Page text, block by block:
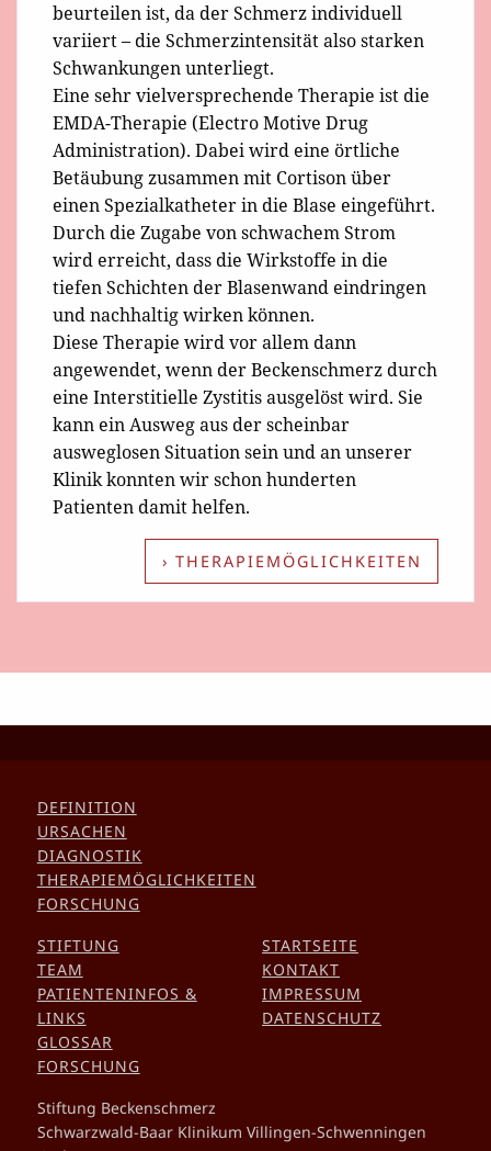
beurteilen ist, da der Schmerz individuell
variiert – die Schmerzintensität also starken
Schwankungen unterliegt.
Eine sehr vielversprechende Therapie ist die
EMDA-Therapie (Electro Motive Drug
Administration). Dabei wird eine örtliche
Betäubung zusammen mit Cortison über
einen Spezialkatheter in die Blase eingeführt.
Durch die Zugabe von schwachem Strom
wird erreicht, dass die Wirkstoffe in die
tiefen Schichten der Blasenwand eindringen
und nachhaltig wirken können.
Diese Therapie wird vor allem dann
angewendet, wenn der Beckenschmerz durch
eine Interstitielle Zystitis ausgelöst wird. Sie
kann ein Ausweg aus der scheinbar
ausweglosen Situation sein und an unserer
Klinik konnten wir schon hunderten
Patienten damit helfen.
› THERAPIEMÖGLICHKEITEN
DEFINITION
URSACHEN
DIAGNOSTIK
THERAPIEMÖGLICHKEITEN
FORSCHUNG
STIFTUNG
TEAM
PATIENTENINFOS &
LINKS
GLOSSAR
FORSCHUNG
STARTSEITE
KONTAKT
IMPRESSUM
DATENSCHUTZ
Stiftung Beckenschmerz
Schwarzwald-Baar Klinikum Villingen-Schwenningen